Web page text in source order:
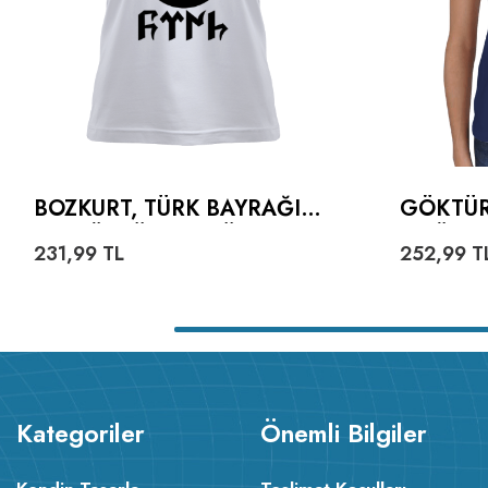
BOZKURT, TÜRK BAYRAĞI
YAZILI KADIN TIŞÖRT
231,99 TL 252,99
Kategoriler Önemli Bilgiler